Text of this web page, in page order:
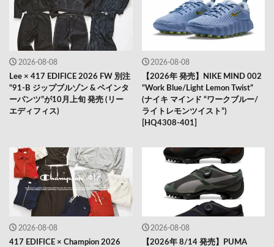
2026-08-08
Lee × 417 EDIFICE 2026 FW 別注
“91-B ジップブルゾン & ペインタ
ーパンツ”が10月上旬 発売 (リー
エディフィス)
2026-08-08
【2026年 発売】NIKE MIND 002
“Work Blue/Light Lemon Twist”
(ナイキ マインド “ワークブルー/
ライトレモンツイスト”)
[HQ4308-401]
2026-08-08
417 EDIFICE × Champion 2026
2026-08-08
【2026年 8/14 発売】PUMA